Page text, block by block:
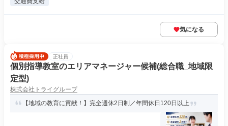
気になる
正社員
個別指導教室のエリアマネージャー候補(総合職_地域限
定型)
株式会社トライグループ
【地域の教育に貢献！】完全週休2日制／年間休日120日以上